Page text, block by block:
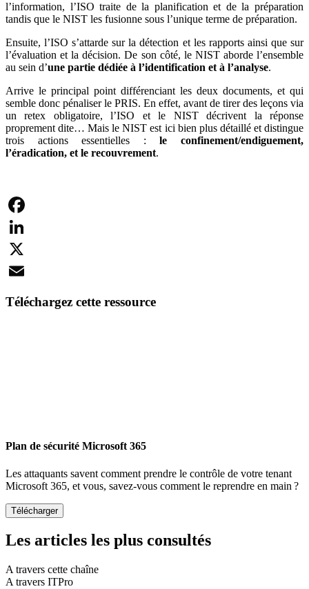
l’information, l’ISO traite de la planification et de la préparation
tandis que le NIST les fusionne sous l’unique terme de préparation.
Ensuite, l’ISO s’attarde sur la détection et les rapports ainsi que sur
l’évaluation et la décision. De son côté, le NIST aborde l’ensemble
au sein d’une partie dédiée à l’identification et à l’analyse.
Arrive le principal point différenciant les deux documents, et qui
semble donc pénaliser le PRIS. En effet, avant de tirer des leçons via
un retex obligatoire, l’ISO et le NIST décrivent la réponse
proprement dite… Mais le NIST est ici bien plus détaillé et distingue
trois actions essentielles :le confinement/endiguement,
l’éradication, et le recouvrement.
Facebook
LinkedIn
X
Téléchargez cette ressource
Plan de sécurité Microsoft 365
Les attaquants savent comment prendre le contrôle de votre tenant
Microsoft 365, et vous, savez-vous comment le reprendre en main ?
Les articles les plus consultés
A travers cette chaîne
A travers ITPro